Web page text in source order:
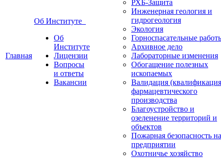
Главная
Об Институте
Об
Институте
Лицензии
Вопросы
и ответы
Вакансии
РХБ-Защита
Инженерная геология и
гидрогеология
Экология
Горноспасательные
Архивное дело
Лабораторные изменения
Обогащение полезных
ископаемых
Валидация
фармацевтического
производства
Благоустройство и
озеленение территорий и
объектов
Пожарная безопасность на
предприятии
Охотничье хозяйство